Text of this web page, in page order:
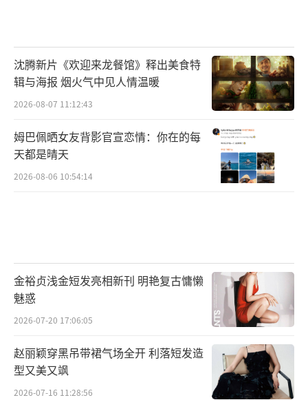
沈腾新片《欢迎来龙餐馆》释出美食特
辑与海报 烟火气中见人情温暖
2026-08-07 11:12:43
姆巴佩晒女友背影官宣恋情：你在的每
天都是晴天
2026-08-06 10:54:14
金裕贞浅金短发亮相新刊 明艳复古慵懒
魅惑
2026-07-20 17:06:05
赵丽颖穿黑吊带裙气场全开 利落短发造
型又美又飒
2026-07-16 11:28:56